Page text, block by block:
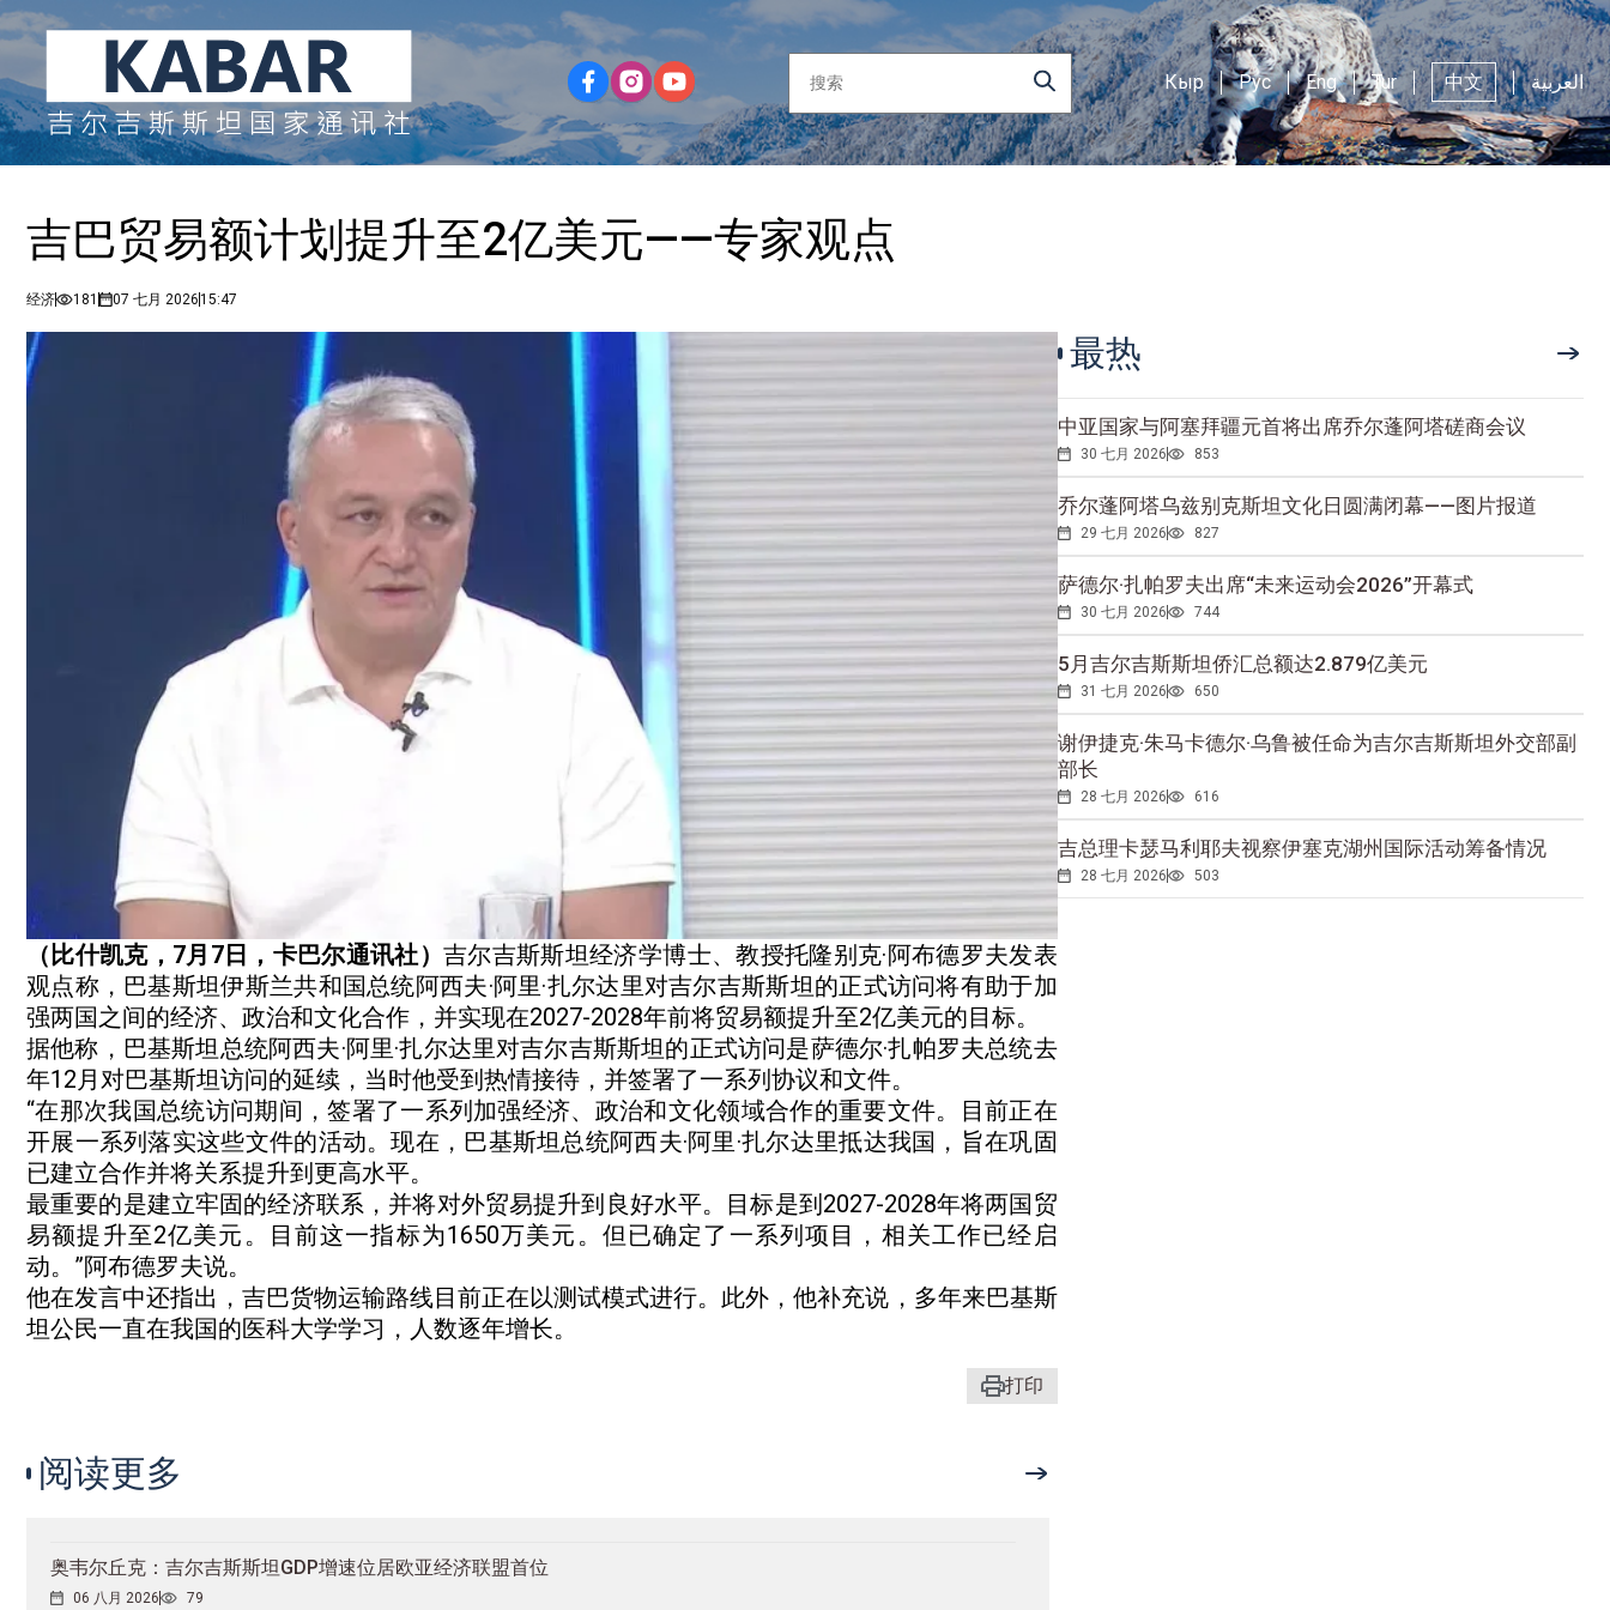
Кыр Рус Eng Tur 中文 العربية
吉巴贸易额计划提升至2亿美元——专家观点
经济 181 07 七月 202615:47
（比什凯克，7月7日，卡巴尔通讯社）吉尔吉斯斯坦经济学博士、教授托隆别克·阿布德罗夫发表
观点称，巴基斯坦伊斯兰共和国总统阿西夫·阿里·扎尔达里对吉尔吉斯斯坦的正式访问将有助于加
强两国之间的经济、政治和文化合作，并实现在2027-2028年前将贸易额提升至2亿美元的目标。
据他称，巴基斯坦总统阿西夫·阿里·扎尔达里对吉尔吉斯斯坦的正式访问是萨德尔·扎帕罗夫总统去
年12月对巴基斯坦访问的延续，当时他受到热情接待，并签署了一系列协议和文件。
“在那次我国总统访问期间，签署了一系列加强经济、政治和文化领域合作的重要文件。目前正在
开展一系列落实这些文件的活动。现在，巴基斯坦总统阿西夫·阿里·扎尔达里抵达我国，旨在巩固
已建立合作并将关系提升到更高水平。
最重要的是建立牢固的经济联系，并将对外贸易提升到良好水平。目标是到2027-2028年将两国贸
易额提升至2亿美元。目前这一指标为1650万美元。但已确定了一系列项目，相关工作已经启
动。”阿布德罗夫说。
他在发言中还指出，吉巴货物运输路线目前正在以测试模式进行。此外，他补充说，多年来巴基斯
坦公民一直在我国的医科大学学习，人数逐年增长。
打印
最热
中亚国家与阿塞拜疆元首将出席乔尔蓬阿塔磋商会议
30 七月 2026 853
乔尔蓬阿塔乌兹别克斯坦文化日圆满闭幕——图片报道
29 七月 2026 827
萨德尔·扎帕罗夫出席“未来运动会2026”开幕式
30 七月 2026 744
5月吉尔吉斯斯坦侨汇总额达2.879亿美元
31 七月 2026 650
谢伊捷克·朱马卡德尔·乌鲁被任命为吉尔吉斯斯坦外交部副
部长
28 七月 2026 616
吉总理卡瑟马利耶夫视察伊塞克湖州国际活动筹备情况
28 七月 2026 503
阅读更多
奥韦尔丘克：吉尔吉斯斯坦GDP增速位居欧亚经济联盟首位
06 八月 2026 79